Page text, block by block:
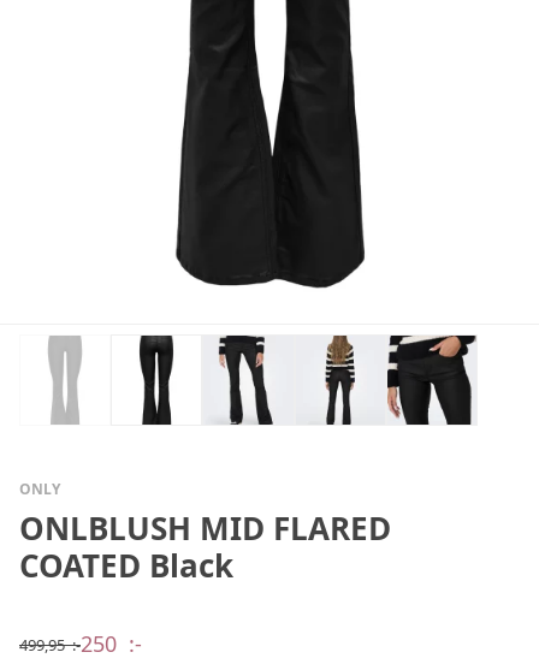
ONLY
ONLBLUSH MID FLARED
COATED Black
499,95:-
Det 250 :-
Det